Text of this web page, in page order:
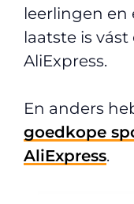
leerlingen en
laatste is
AliExpress.
En anders
goedkope
AliExpress.